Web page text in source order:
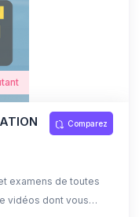
Comparez
examens de toutes
vidéos dont vous